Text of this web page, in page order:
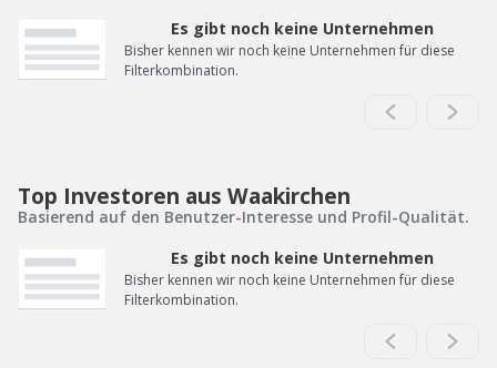
Es gibt noch keine Unternehmen
Bisher kennen wir noch keine Unternehmen für diese
Filterkombination.
Top Investoren aus Waakirchen
Basierend auf den Benutzer-Interesse und Profil-Qualität.
Es gibt noch keine Unternehmen
Bisher kennen wir noch keine Unternehmen für diese
Filterkombination.